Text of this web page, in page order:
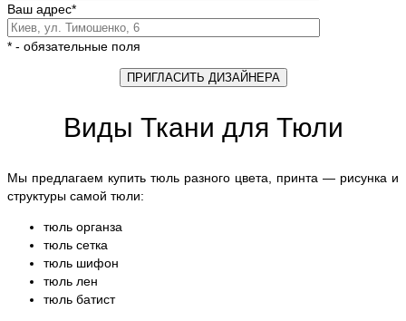
Ваш адрес*
* - обязательные поля
Виды Ткани для Тюли
Мы предлагаем купить тюль разного цвета, принта — рисунка и
структуры самой тюли:
тюль органза
тюль сетка
тюль шифон
тюль лен
тюль батист